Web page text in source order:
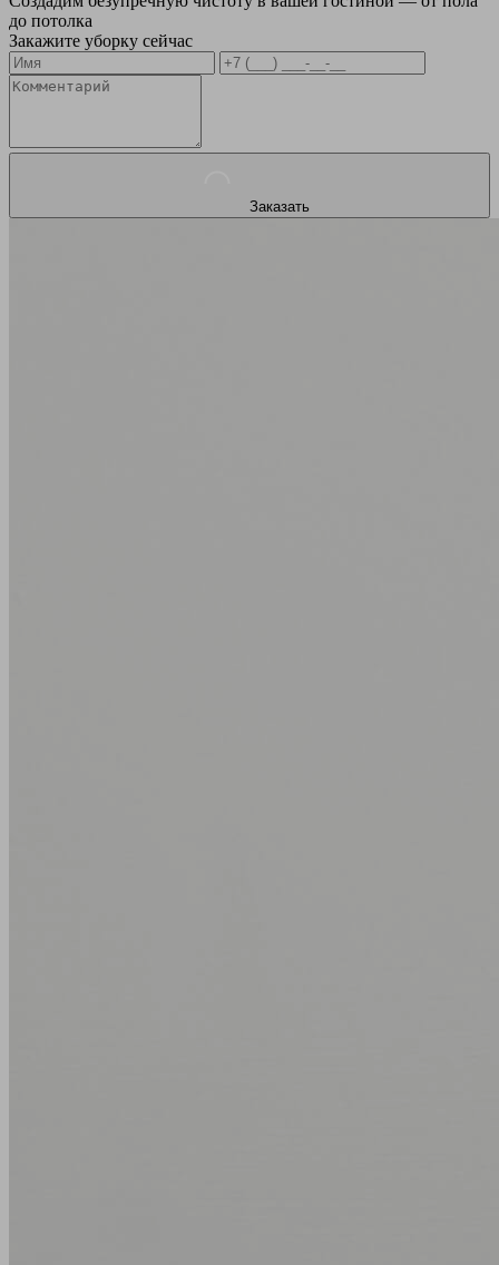
до потолка
Закажите уборку сейчас
Заказать